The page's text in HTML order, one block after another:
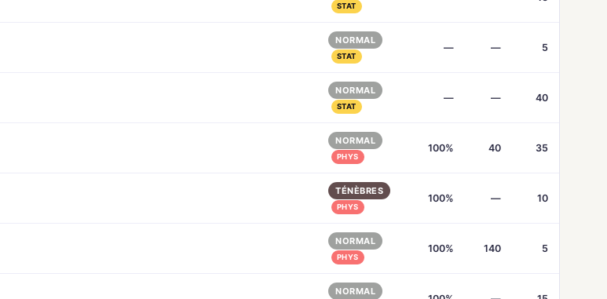
STAT
NORMAL
STAT
— — 5
NORMAL
STAT
— — 40
NORMAL
PHYS
100% 40 35
TÉNÈBRES
PHYS
100% — 10
NORMAL
PHYS
100% 140 5
NORMAL